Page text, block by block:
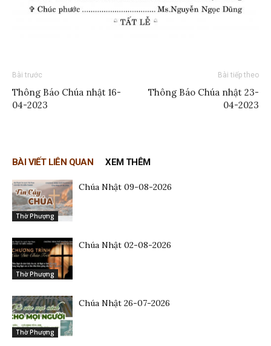
Bài trước
Thông Báo Chúa nhật 16-
04-2023
Bài tiếp theo
Thông Báo Chúa nhật 23-
04-2023
BÀI VIẾT LIÊN QUAN XEM THÊM
Thờ Phượng
Chúa Nhật 09-08-2026
Thờ Phượng
Chúa Nhật 02-08-2026
Thờ Phượng
Chúa Nhật 26-07-2026